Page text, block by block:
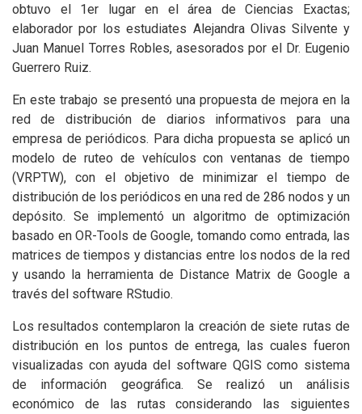
obtuvo el 1er lugar en el área de Ciencias Exactas;
elaborador por los estudiates Alejandra Olivas Silvente y
Juan Manuel Torres Robles, asesorados por el Dr. Eugenio
Guerrero Ruiz.
En este trabajo se presentó una propuesta de mejora en la
red de distribución de diarios informativos para una
empresa de periódicos. Para dicha propuesta se aplicó un
modelo de ruteo de vehículos con ventanas de tiempo
(VRPTW), con el objetivo de minimizar el tiempo de
distribución de los periódicos en una red de 286 nodos y un
depósito. Se implementó un algoritmo de optimización
basado en OR-Tools de Google, tomando como entrada, las
matrices de tiempos y distancias entre los nodos de la red
y usando la herramienta de Distance Matrix de Google a
través del software RStudio.
Los resultados contemplaron la creación de siete rutas de
distribución en los puntos de entrega, las cuales fueron
visualizadas con ayuda del software QGIS como sistema
de información geográfica. Se realizó un análisis
económico de las rutas considerando las siguientes